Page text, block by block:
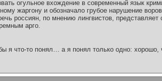
огульное вхождение в современный язык
жаргону и обозначало грубое нарушение
россиян, по мнению лингвистов,
арго.
я что-то понял… а я понял только одно: хорошо,